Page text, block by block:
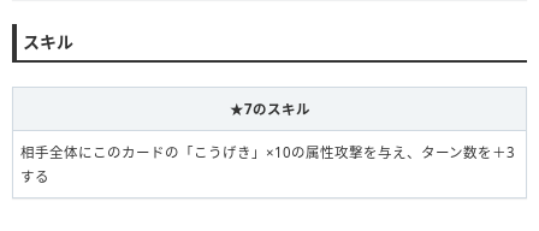
スキル
★7のスキル
相手全体にこのカードの「こうげき」×10の属性攻撃を与え、ターン数を＋3
する